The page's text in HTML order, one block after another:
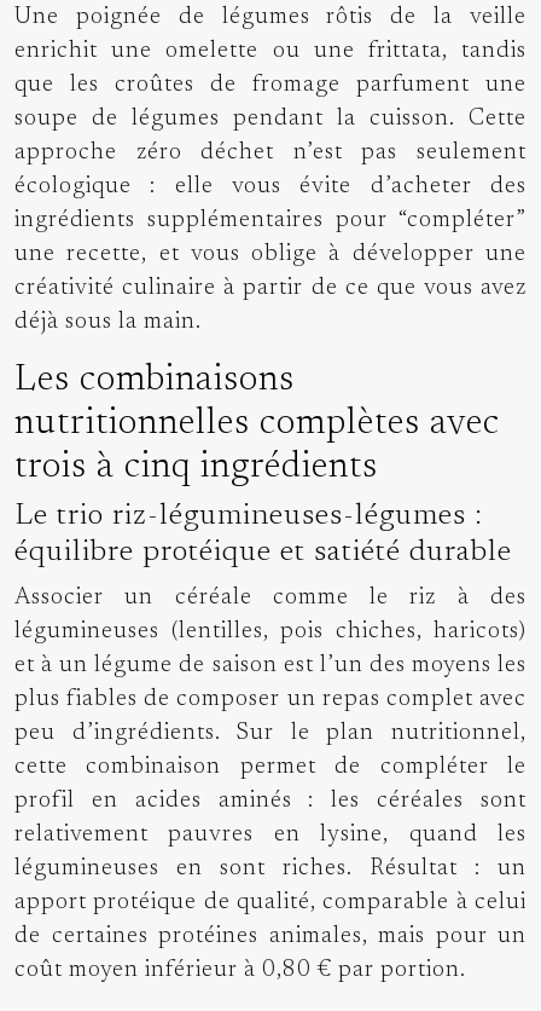
Une poignée de légumes rôtis de la veille
enrichit une omelette ou une frittata, tandis
que les croûtes de fromage parfument une
soupe de légumes pendant la cuisson. Cette
approche zéro déchet n’est pas seulement
écologique : elle vous évite d’acheter des
ingrédients supplémentaires pour “compléter”
une recette, et vous oblige à développer une
créativité culinaire à partir de ce que vous avez
déjà sous la main.
Les combinaisons
nutritionnelles complètes avec
trois à cinq ingrédients
Le trio riz-légumineuses-légumes :
équilibre protéique et satiété durable
Associer un céréale comme le riz à des
légumineuses (lentilles, pois chiches, haricots)
et à un légume de saison est l’un des moyens les
plus fiables de composer un repas complet avec
peu d’ingrédients. Sur le plan nutritionnel,
cette combinaison permet de compléter le
profil en acides aminés : les céréales sont
relativement pauvres en lysine, quand les
légumineuses en sont riches. Résultat : un
apport protéique de qualité, comparable à celui
de certaines protéines animales, mais pour un
coût moyen inférieur à 0,80 € par portion.